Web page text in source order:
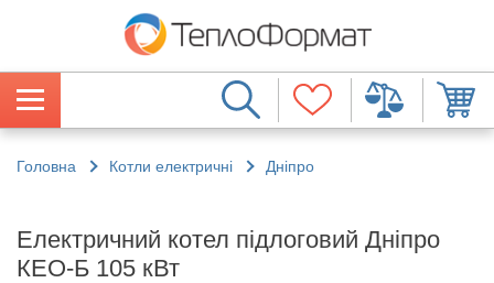
Головна Котли електричні Дніпро
Електричний котел підлоговий Дніпро
КЕО-Б 105 кВт